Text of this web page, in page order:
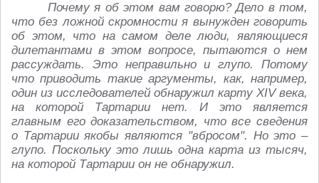
Почему я об этом вам говорю? Дело в том,
что без ложной скромности я вынужден говорить
об этом, что на самом деле люди, являющиеся
дилетантами в этом вопросе, пытаются о нем
рассуждать. Это неправильно и глупо. Потому
что приводить такие аргументы, как, например,
один из исследователей обнаружил карту XIV века,
на которой Тартарии нет. И это является
главным его доказательством, что все сведения
о Тартарии якобы являются "вбросом". Но это –
глупо. Поскольку это лишь одна карта из тысяч,
на которой Тартарии он не обнаружил.